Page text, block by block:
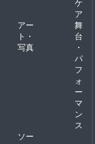
ア
アー
ト・
写真
舞
台
・
パ
フ
ォ
ー
マ
ン
ス
ソー